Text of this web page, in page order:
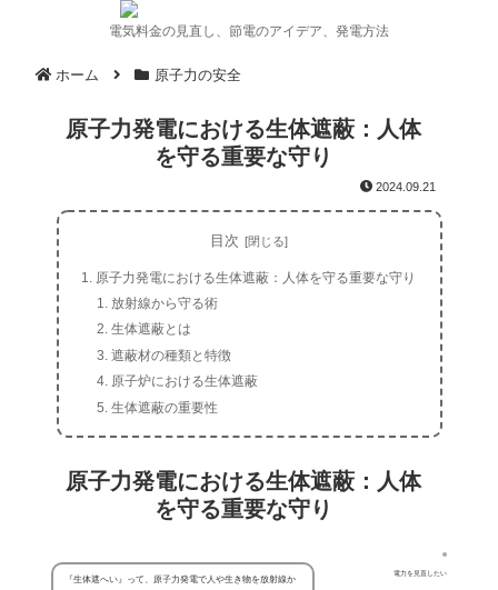
電気料金の見直し、節電のアイデア、発電方法
ホーム 原子力の安全
原子力発電における生体遮蔽：人体
を守る重要な守り
2024.09.21
目次
原子力発電における生体遮蔽：人体を守る重要な守り
放射線から守る術
生体遮蔽とは
遮蔽材の種類と特徴
原子炉における生体遮蔽
生体遮蔽の重要性
原子力発電における生体遮蔽：人体
を守る重要な守り
電力を見直したい
『生体遮へい』って、原子力発電で人や生き物を放射線か